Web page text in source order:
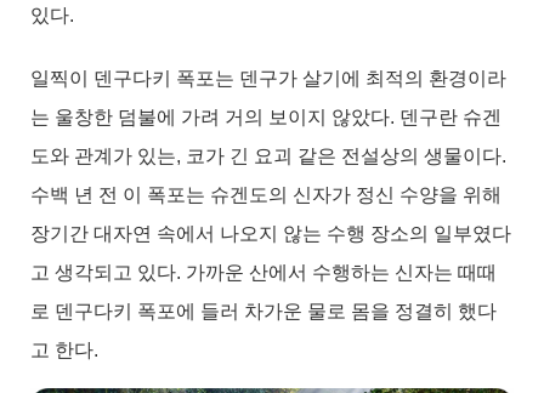
있다.
일찍이 덴구다키 폭포는 덴구가 살기에 최적의 환경이라
는 울창한 덤불에 가려 거의 보이지 않았다. 덴구란 슈겐
도와 관계가 있는, 코가 긴 요괴 같은 전설상의 생물이다.
수백 년 전 이 폭포는 슈겐도의 신자가 정신 수양을 위해
장기간 대자연 속에서 나오지 않는 수행 장소의 일부였다
고 생각되고 있다. 가까운 산에서 수행하는 신자는 때때
로 덴구다키 폭포에 들러 차가운 물로 몸을 정결히 했다
고 한다.